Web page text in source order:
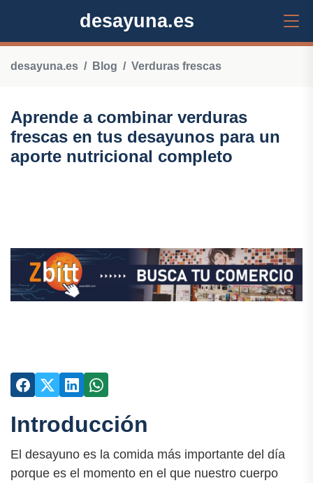
desayuna.es
desayuna.es Blog Verduras frescas
Aprende a combinar verduras
frescas en tus desayunos para un
aporte nutricional completo
Introducción
El desayuno es la comida más importante del día
porque es el momento en el que nuestro cuerpo